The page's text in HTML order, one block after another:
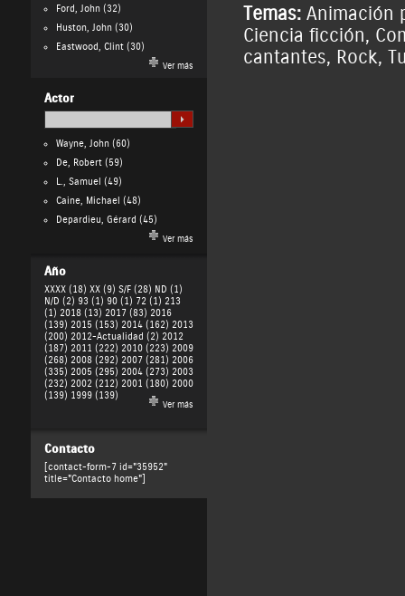
Ford, John(32)
Huston, John(30)
Eastwood, Clint(30)
Ver más
Actor
Wayne, John(60)
De, Robert(59)
L., Samuel (49)
Caine, Michael (48)
Depardieu, Gérard (45)
Ver más
Año
XXXX (18) XX (9) S/F (28) ND (1)
N/D (2) 93 (1) 90 (1) 72 (1) 213
(1) 2018 (13) 2017 (83) 2016
(139) 2015 (153) 2014 (162) 2013
(200) 2012-Actualidad (2) 2012
(187) 2011 (222) 2010 (223) 2009
(268) 2008 (292) 2007 (281) 2006
(335) 2005 (295) 2004 (273) 2003
(232) 2002 (212) 2001 (180) 2000
(139) 1999 (139)
Ver más
Contacto
[contact-form-7 id="35952"
title="Contacto home"]
Temas: Animación
Ciencia ficción,
cantantes, Rock,